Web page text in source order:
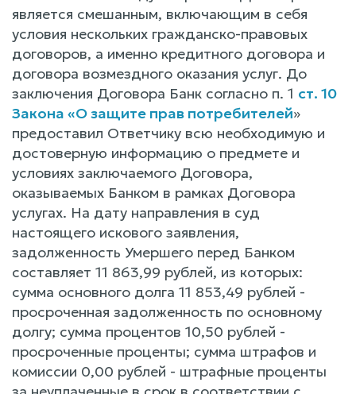
является смешанным, включающим в себя
условия нескольких гражданско-правовых
договоров, а именно кредитного договора и
договора возмездного оказания услуг. До
заключения Договора Банк согласно п. 1 ст. 10
Закона «О защите прав потребителей»
предоставил Ответчику всю необходимую и
достоверную информацию о предмете и
условиях заключаемого Договора,
оказываемых Банком в рамках Договора
услугах. На дату направления в суд
настоящего искового заявления,
задолженность Умершего перед Банком
составляет 11 863,99 рублей, из которых:
сумма основного долга 11 853,49 рублей -
просроченная задолженность по основному
долгу; сумма процентов 10,50 рублей -
просроченные проценты; сумма штрафов и
комиссии 0,00 рублей - штрафные проценты